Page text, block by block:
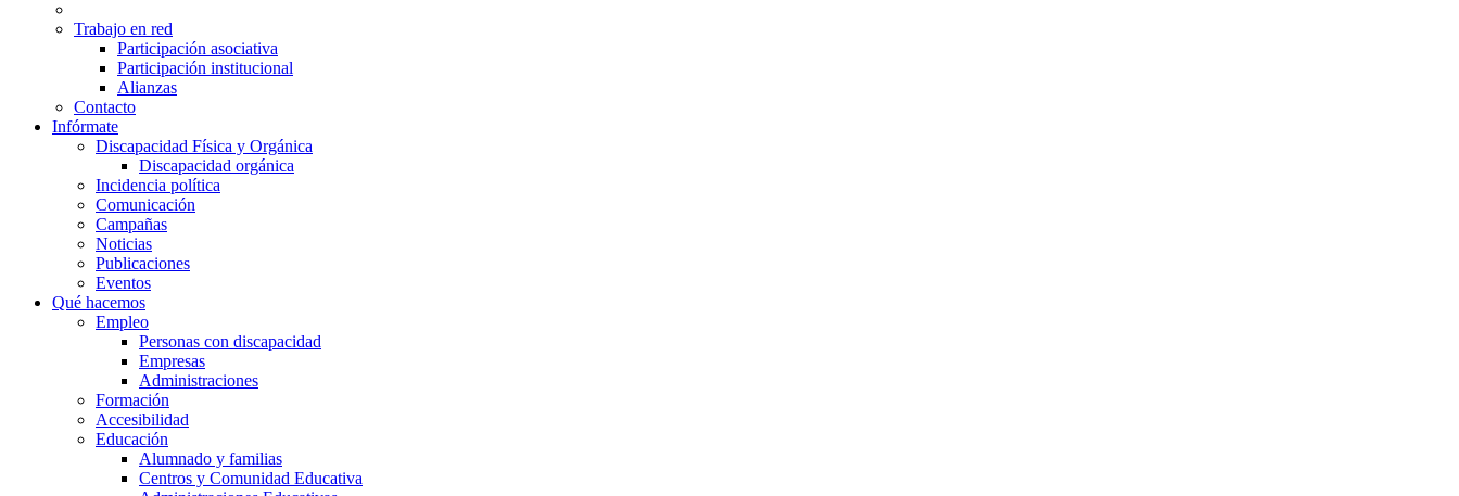
Trabajo en red
Participación asociativa
Participación institucional
Alianzas
Contacto
Infórmate
Discapacidad Física y Orgánica
Discapacidad orgánica
Incidencia política
Comunicación
Campañas
Noticias
Publicaciones
Eventos
Qué hacemos
Empleo
Personas con discapacidad
Empresas
Administraciones
Formación
Accesibilidad
Educación
Alumnado y familias
Centros y Comunidad Educativa